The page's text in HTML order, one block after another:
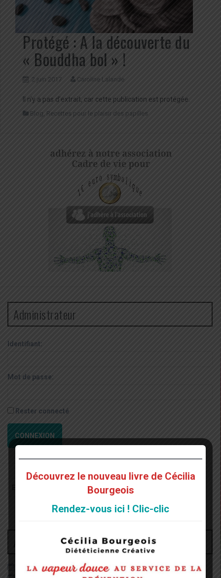
Protégé : A la découverte du
« Bouddha bol » !
2 juin 2017 Caroline Lalande
Il n’y a pas d’extrait, car cette publication est protégée.
Blog Recettes pour le plaisir des papilles
Administrateur
Identifiant:
Mot de passe:
Rester connecté
CONNEXION
juin 2026
Découvrez le nouveau livre de Cécilia
Bourgeois
Rendez-vous ici ! Clic-clic